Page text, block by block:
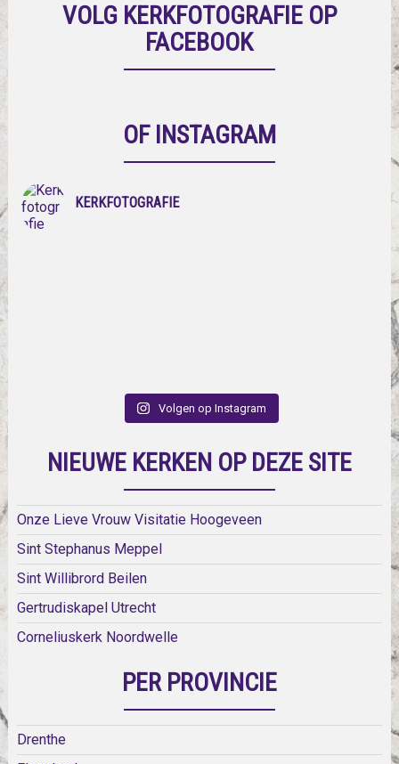
VOLG KERKFOTOGRAFIE OP
FACEBOOK
OF INSTAGRAM
KERKFOTOGRAFIE
Volgen op Instagram
NIEUWE KERKEN OP DEZE SITE
Onze Lieve Vrouw Visitatie Hoogeveen
Sint Stephanus Meppel
Sint Willibrord Beilen
Gertrudiskapel Utrecht
Corneliuskerk Noordwelle
PER PROVINCIE
Drenthe